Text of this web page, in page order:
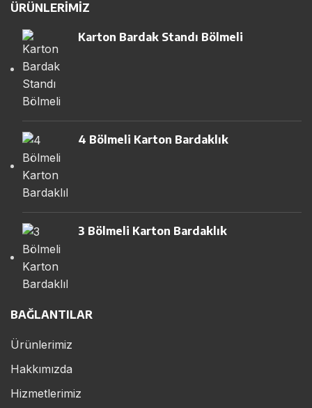
ÜRÜNLERIMIZ
Karton Bardak Standı Bölmeli
4 Bölmeli Karton Bardaklık
3 Bölmeli Karton Bardaklık
BAĞLANTILAR
Ürünlerimiz
Hakkımızda
Hizmetlerimiz